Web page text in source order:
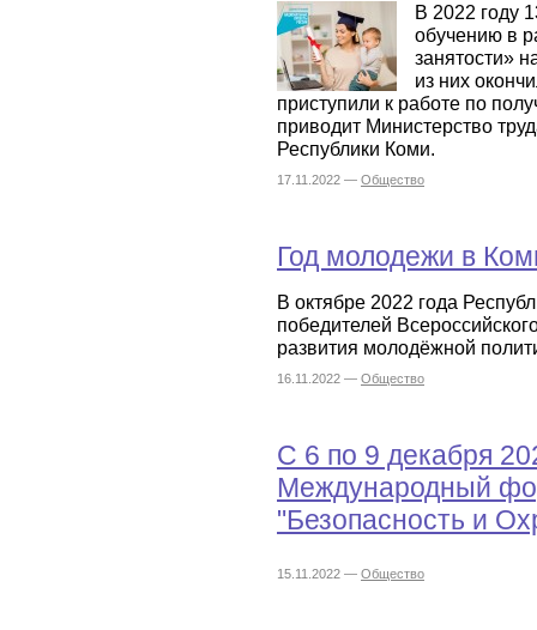
В 2022 году
обучению в
занятости»
из них
приступили к работе по
приводит Министерство
Республики Коми.
17.11.2022 — Общество
Год молодежи в
В октябре 2022 года
победителей
развития молодёжной
16.11.2022 — Общество
С 6 по 9 декабря
Международный
"Безопасность и
15.11.2022 — Общество